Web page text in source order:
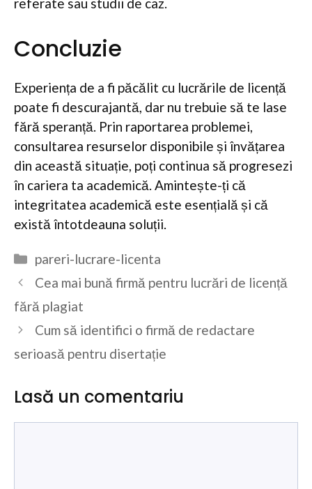
Concluzie
Experiența de a fi păcălit cu lucrările de licență
poate fi descurajantă, dar nu trebuie să te lase
fără speranță. Prin raportarea problemei,
consultarea resurselor disponibile și învățarea
din această situație, poți continua să progresezi
în cariera ta academică. Amintește-ți că
integritatea academică este esențială și că
există întotdeauna soluții.
Categorii
pareri-lucrare-licenta
Cea mai bună firmă pentru lucrări de licență
fără plagiat
Cum să identifici o firmă de redactare
serioasă pentru disertație
Lasă un comentariu